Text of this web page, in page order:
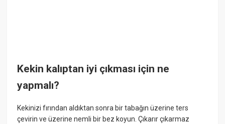
Kekin kalıptan iyi çıkması için ne
yapmalı?
Kekinizi fırından aldıktan sonra bir tabağın üzerine ters
çevirin ve üzerine nemli bir bez koyun. Çıkarır çıkarmaz